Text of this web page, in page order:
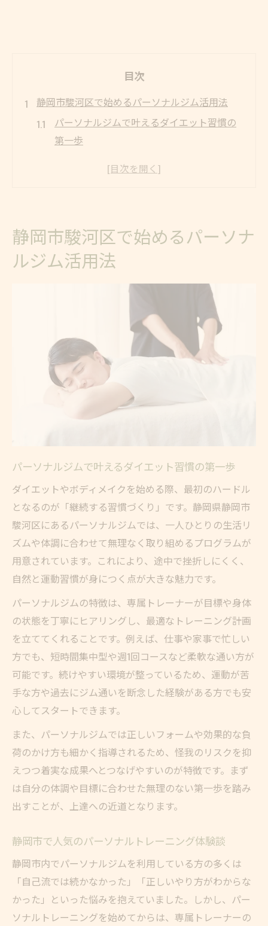
目次
静岡市駿河区で始めるパーソナルジム活用法
パーソナルジムで叶えるダイエット習慣の
第一歩
通いやすさ重視！静岡市のアクセス事情を
考慮
パーソナルジム選びが上達のカギとなる理由
パーソナルジム選びで間違えないための基
準とは
静岡市のパーソナルトレーニングが人気の
理由
自分に合うパーソナルジムの特徴を知ろう
女性におすすめのパーソナルジムの選び方
効果を高める静岡市駿河区のジム活用術
パーソナルジムで成果を出すための工夫と
コツ
効果実感を高めるおすすめのトレーニング
法
ピラティスや単発利用との違いを理解しよ
う
静岡市で続けやすいパーソナルジム活用術
習慣化をサポートするパーソナルジムの工
夫
続けやすいパーソナルジムの選び方とは
パーソナルジム継続のコツとジム選びポイ
静岡市葵区・駿河区で注目されるサポート
体制
料金や特典を比較して選ぶパーソナルジム
駿河区で評判のパーソナルジムの特徴解説
女性のためのパーソナルジム活用ポイント
女性の悩みに寄り添うパーソナルジムの選
び方
産後ダイエットにおすすめのサポート内容
静岡市駿河区で始めるパーソナ
ルジム活用法
パーソナルジムで叶えるダイエット習慣の第一歩
ダイエットやボディメイクを始める際、最初のハードル
となるのが「継続する習慣づくり」です。静岡県静岡市
駿河区にあるパーソナルジムでは、一人ひとりの生活リ
ズムや体調に合わせて無理なく取り組めるプログラムが
用意されています。これにより、途中で挫折しにくく、
自然と運動習慣が身につく点が大きな魅力です。
パーソナルジムの特徴は、専属トレーナーが目標や身体
の状態を丁寧にヒアリングし、最適なトレーニング計画
を立ててくれることです。例えば、仕事や家事で忙しい
方でも、短時間集中型や週1回コースなど柔軟な通い方が
可能です。続けやすい環境が整っているため、運動が苦
手な方や過去にジム通いを断念した経験がある方でも安
心してスタートできます。
また、パーソナルジムでは正しいフォームや効果的な負
荷のかけ方も細かく指導されるため、怪我のリスクを抑
えつつ着実な成果へとつなげやすいのが特徴です。まず
は自分の体調や目標に合わせた無理のない第一歩を踏み
出すことが、上達への近道となります。
静岡市で人気のパーソナルトレーニング体験談
静岡市内でパーソナルジムを利用している方の多くは
「自己流では続かなかった」「正しいやり方がわからな
かった」といった悩みを抱えていました。しかし、パー
ソナルトレーニングを始めてからは、専属トレーナーの